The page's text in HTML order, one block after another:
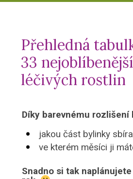
Přehledná
33
léčivých rostlin
Díky barevnému rozlišení
jakou část bylinky
ve kterém měsíci ji
Snadno si tak